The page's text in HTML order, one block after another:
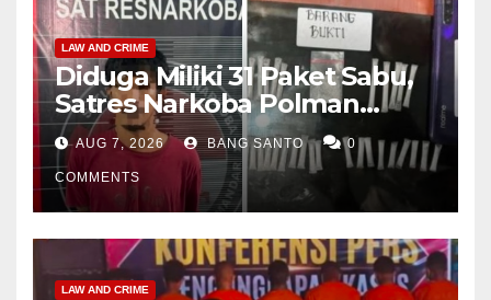
LAW AND CRIME
Diduga Miliki 31 Paket Sabu,
Satres Narkoba Polman
Amankan Pria di Matali
AUG 7, 2026 BANG SANTO 0
COMMENTS
LAW AND CRIME